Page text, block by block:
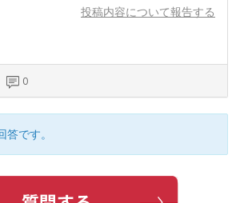
投稿内容について報告する
0
です。